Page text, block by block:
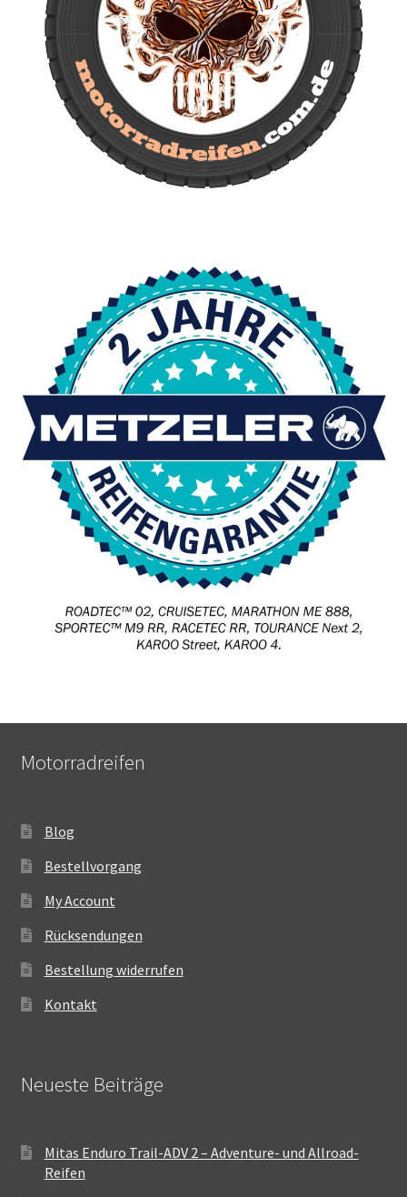
Motorradreifen
Blog
Bestellvorgang
My Account
Rücksendungen
Bestellung widerrufen
Kontakt
Neueste Beiträge
Mitas Enduro Trail-ADV 2 – Adventure- und Allroad-
Reifen